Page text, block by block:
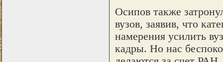
Осипов также
вузов, заявив, что
намерения усилить
кадры. Но нас